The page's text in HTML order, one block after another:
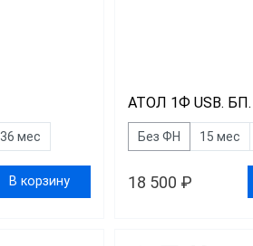
36 мес
В корзину
АТОЛ 1Ф USB. БП.
Без ФН 15 мес
18 500 ₽